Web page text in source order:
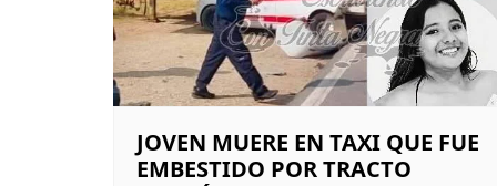
JOVEN MUERE EN TAXI QUE FUE
EMBESTIDO POR TRACTO